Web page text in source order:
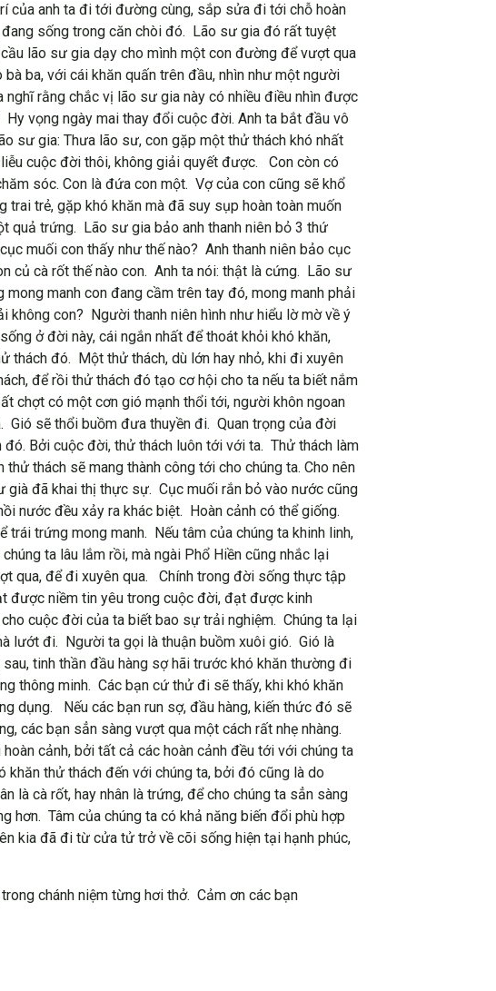
của anh ta đi tới đường cùng, sắp sửa đi tới chỗ hoàn
sống trong căn chòi đó. Lão sư gia đó rất tuyệt
lão sư gia dạy cho mình một con đường để vượt qua
ba, với cái khăn quấn trên đầu, nhìn như một người
rằng chắc vị lão sư gia này có nhiều điều nhìn được
vọng ngày mai thay đổi cuộc đời. Anh ta bắt đầu vô
sư gia: Thưa lão sư, con gặp một thử thách khó nhất
cuộc đời thôi, không giải quyết được. Con còn có
sóc. Con là đứa con một. Vợ của con cũng sẽ khổ
trai trẻ, gặp khó khăn mà đã suy sụp hoàn toàn muốn
quả trứng. Lão sư gia bảo anh thanh niên bỏ 3 thứ
muối con thấy như thế nào? Anh thanh niên bảo cục
củ cà rốt thế nào con. Anh ta nói: thật là cứng. Lão sư
manh con đang cầm trên tay đó, mong manh phải
không con? Người thanh niên hình như hiểu lờ mờ về ý
ở đời này, cái ngắn nhất để thoát khỏi khó khăn,
thách đó. Một thử thách, dù lớn hay nhỏ, khi đi xuyên
để rồi thử thách đó tạo cơ hội cho ta nếu ta biết nắm
chợt có một cơn gió mạnh thổi tới, người khôn ngoan
Gió sẽ thổi buồm đưa thuyền đi. Quan trọng của đời
Bởi cuộc đời, thử thách luôn tới với ta. Thử thách làm
thách sẽ mang thành công tới cho chúng ta. Cho nên
già đã khai thị thực sự. Cục muối rắn bỏ vào nước cũng
nước đều xảy ra khác biệt. Hoàn cảnh có thể giống.
trái trứng mong manh. Nếu tâm của chúng ta khinh linh,
ta lâu lắm rồi, mà ngài Phổ Hiền cũng nhắc lại
qua, để đi xuyên qua. Chính trong đời sống thực tập
được niềm tin yêu trong cuộc đời, đạt được kinh
cuộc đời của ta biết bao sự trải nghiệm. Chúng ta lại
lướt đi. Người ta gọi là thuận buồm xuôi gió. Gió là
tinh thần đầu hàng sợ hãi trước khó khăn thường đi
thông minh. Các bạn cứ thử đi sẽ thấy, khi khó khăn
dụng. Nếu các bạn run sợ, đầu hàng, kiến thức đó sẽ
các bạn sẳn sàng vượt qua một cách rất nhẹ nhàng.
cảnh, bởi tất cả các hoàn cảnh đều tới với chúng ta
thử thách đến với chúng ta, bởi đó cũng là do
là cà rốt, hay nhân là trứng, để cho chúng ta sẳn sàng
hơn. Tâm của chúng ta có khả năng biến đổi phù hợp
kia đã đi từ cửa tử trở về cõi sống hiện tại hạnh phúc,
chánh niệm từng hơi thở. Cảm ơn các bạn